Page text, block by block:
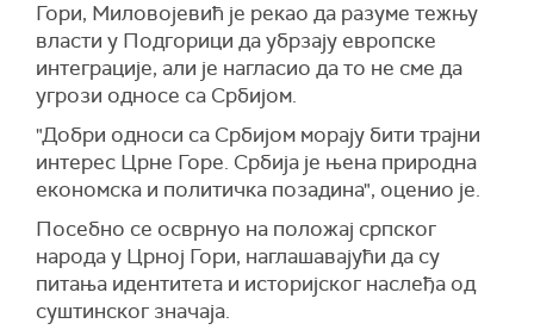
Гори, Миловојевић је рекао да разуме тежњу
власти у Подгорици да убрзају европске
интеграције, али је нагласио да то не сме да
угрози односе са Србијом.
"Добри односи са Србијом морају бити трајни
интерес Црне Горе. Србија је њена природна
економска и политичка позадина", оценио је.
Посебно се осврнуо на положај српског
народа у Црној Гори, наглашавајући да су
питања идентитета и историјског наслеђа од
суштинског значаја.